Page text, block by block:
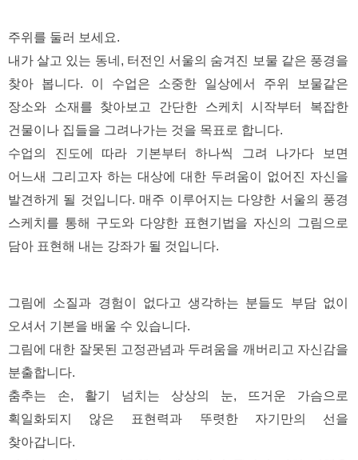
주위를 둘러 보세요.
내가 살고 있는 동네, 터전인 서울의 숨겨진 보물 같은 풍경을
찾아 봅니다. 이 수업은 소중한 일상에서 주위 보물같은
장소와 소재를 찾아보고 간단한 스케치 시작부터 복잡한
건물이나 집들을 그려나가는 것을 목표로 합니다.
수업의 진도에 따라 기본부터 하나씩 그려 나가다 보면
어느새 그리고자 하는 대상에 대한 두려움이 없어진 자신을
발견하게 될 것입니다. 매주 이루어지는 다양한 서울의 풍경
스케치를 통해 구도와 다양한 표현기법을 자신의 그림으로
담아 표현해 내는 강좌가 될 것입니다.
그림에 소질과 경험이 없다고 생각하는 분들도 부담 없이
오셔서 기본을 배울 수 있습니다.
그림에 대한 잘못된 고정관념과 두려움을 깨버리고 자신감을
분출합니다.
춤추는 손, 활기 넘치는 상상의 눈, 뜨거운 가슴으로
획일화되지 않은 표현력과 뚜렷한 자기만의 선을
찾아갑니다.